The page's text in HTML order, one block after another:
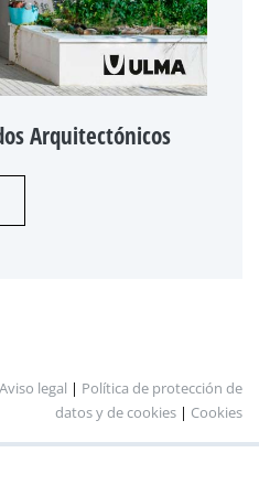
Arquitectónicos
Aviso legal | Política de protección de
datos y de cookies | Cookies